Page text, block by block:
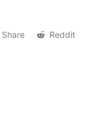
Share
Reddit